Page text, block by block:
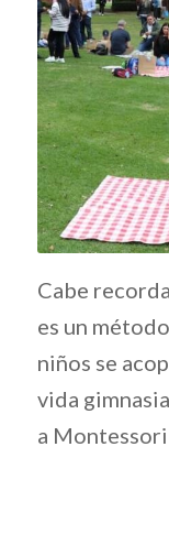
Cabe
es un
niños se
vida
a Montessori